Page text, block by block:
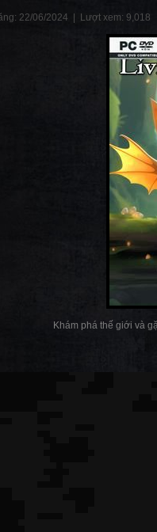
22/06/2024 | Lượt xem: 9,018
Khám phá thế giới và